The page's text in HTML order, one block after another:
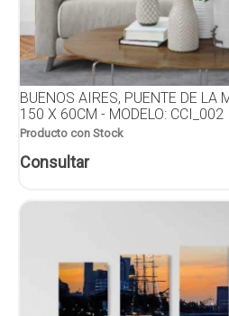
BUENOS AIRES, PUENTE DE LA
150 X 60CM - MODELO: CCI_002
Producto con Stock
Consultar